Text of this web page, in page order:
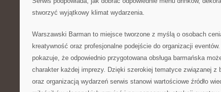
stworzyć wyjątkowy klimat wydarzenia.
Warszawski Barman to miejsce tworzone z myślą o osobach
kreatywność oraz profesjonalne podejście do organizacji
pokazuje, że odpowiednio przygotowana obsługa barmańska
charakter każdej imprezy. Dzięki szerokiej tematyce związanej z
oraz organizacją wydarzeń serwis stanowi wartościowe źródło